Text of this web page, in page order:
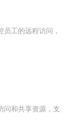
工的远程访问，
问和共享资源，支